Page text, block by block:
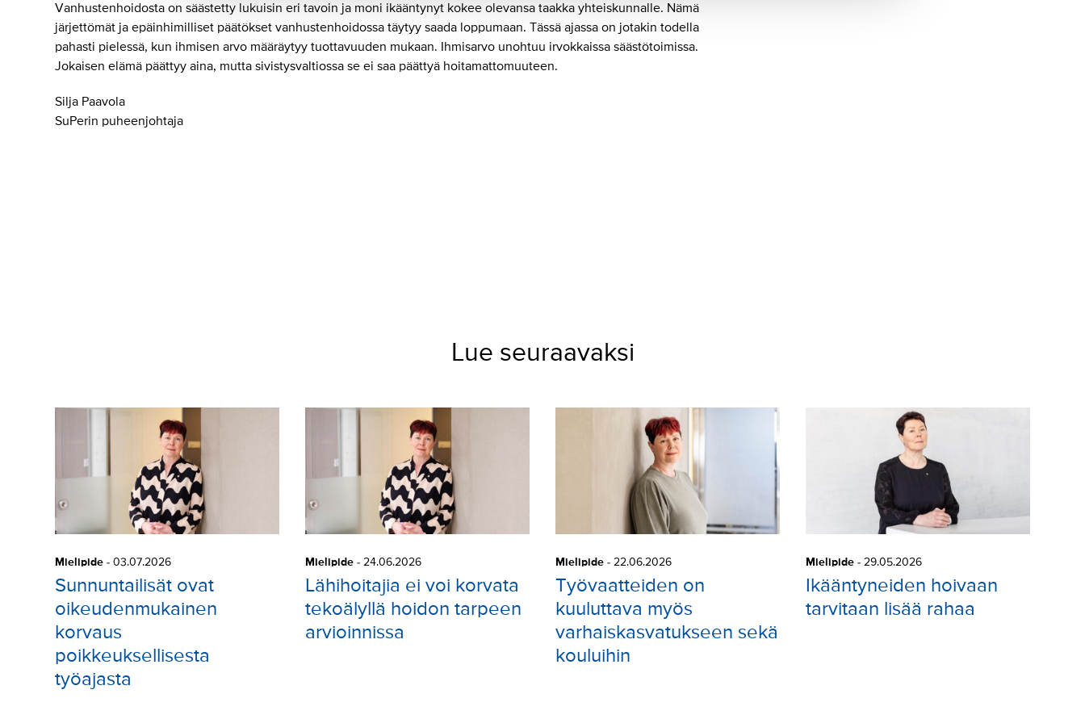
Vanhustenhoidosta on säästetty lukuisin eri tavoin ja moni ikääntynyt kokee olevansa taakka yhteiskunnalle. Nämä
järjettömät ja epäinhimilliset päätökset vanhustenhoidossa täytyy saada loppumaan. Tässä ajassa on jotakin todella
pahasti pielessä, kun ihmisen arvo määräytyy tuottavuuden mukaan. Ihmisarvo unohtuu irvokkaissa säästötoimissa.
Jokaisen elämä päättyy aina, mutta sivistysvaltiossa se ei saa päättyä hoitamattomuuteen.
Silja Paavola
SuPerin puheenjohtaja
Lue seuraavaksi
Mielipide - 03.07.2026
Sunnuntailisät ovat
oikeudenmukainen
korvaus
poikkeuksellisesta
työajasta
Mielipide - 24.06.2026
Lähihoitajia ei voi korvata
tekoälyllä hoidon tarpeen
arvioinnissa
Mielipide - 22.06.2026
Työvaatteiden on
kuuluttava myös
varhaiskasvatukseen sekä
kouluihin
Mielipide - 29.05.2026
Ikääntyneiden hoivaan
tarvitaan lisää rahaa